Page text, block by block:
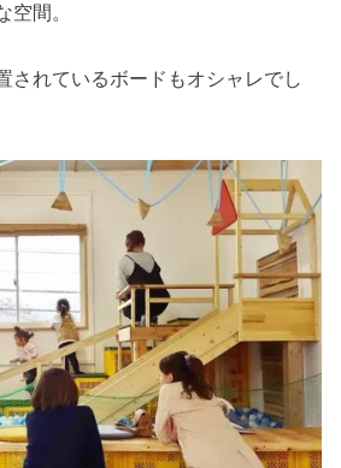
空間。
されているボードもオシャレでし